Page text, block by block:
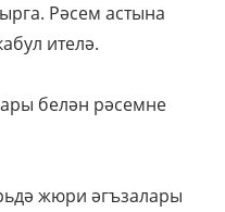
Рәсем астына
ителә.
белән рәсемне
жюри әгъзалары